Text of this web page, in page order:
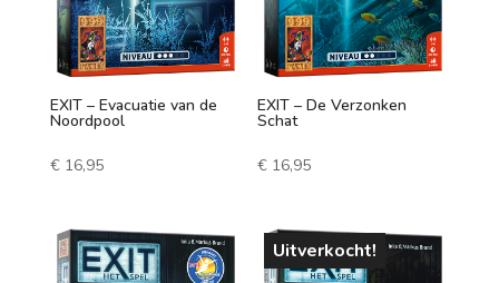
EXIT – Evacuatie van de
Noordpool
€16,95
EXIT – De Verzonken
Schat
€ 16,95
Uitverkocht!